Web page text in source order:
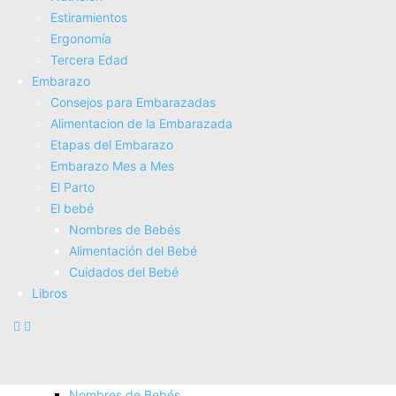
Estiramientos
Ergonomí­a
Tercera Edad
Embarazo
Consejos para Embarazadas
Alimentacion de la Embarazada
Etapas del Embarazo
Embarazo Mes a Mes
El Parto
El bebé
Nombres de Bebés
Alimentación del Bebé
Cuidados del Bebé
Libros
Electroterapia
Tratamientos
Masajes
SUPERALIMENTOS
Salud
Consejos sobre salud
Actividad Fí­sica
Nutrición
Estiramientos
Ergonomí­a
Tercera Edad
Embarazo
Consejos para Embarazadas
Alimentacion de la Embarazada